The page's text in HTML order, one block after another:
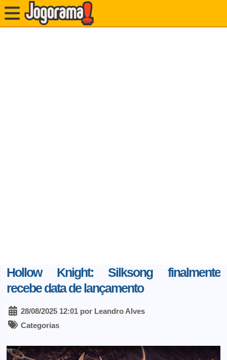
Hollow Knight: Silksong finalmente
recebe data de lançamento
28/08/2025 12:01 por Leandro Alves
Categorias